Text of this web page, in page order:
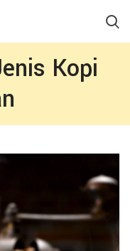
Kopi